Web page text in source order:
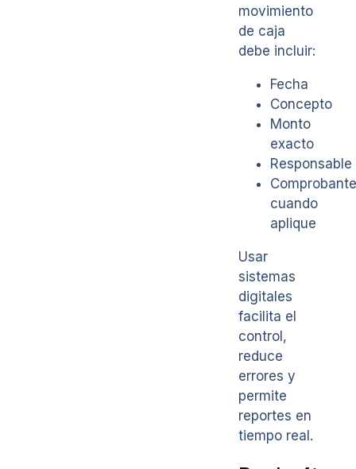
movimiento
de caja
debe incluir:
Fecha
Concepto
Monto
exacto
Responsable
Comprobante
cuando
aplique
Usar
sistemas
digitales
facilita el
control,
reduce
errores y
permite
reportes en
tiempo real.